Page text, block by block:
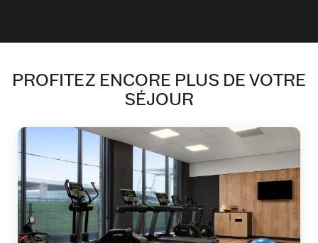
PROFITEZ ENCORE PLUS DE VOTRE
SÉJOUR